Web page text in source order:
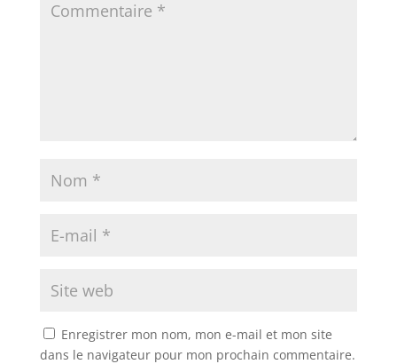
Enregistrer mon nom, mon e-mail et mon site
dans le navigateur pour mon prochain commentaire.